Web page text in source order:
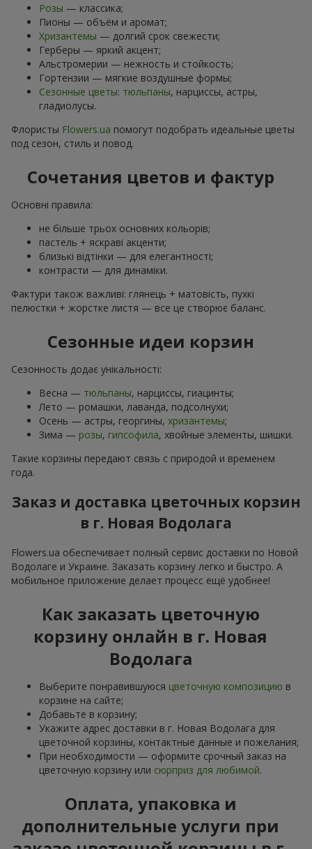
Розы — классика;
Пионы — объём и аромат;
Хризантемы — долгий срок свежести;
Герберы — яркий акцент;
Альстромерии — нежность и стойкость;
Гортензии — мягкие воздушные формы;
Сезонные цветы: тюльпаны, нарциссы, астры,
гладиолусы.
Флористы Flowers.ua помогут подобрать идеальные цветы
под сезон, стиль и повод.
Сочетания цветов и фактур
Основні правила:
не більше трьох основних кольорів;
пастель + яскраві акценти;
близькі відтінки — для елегантності;
контрасти — для динаміки.
Фактури також важливі: глянець + матовість, пухкі
пелюстки + жорстке листя — все це створює баланс.
Сезонные идеи корзин
Сезонность додає унікальності:
Весна — тюльпаны, нарциссы, гиацинты;
Лето — ромашки, лаванда, подсолнухи;
Осень — астры, георгины, хризантемы;
Зима — розы, гипсофила, хвойные элементы, шишки.
Такие корзины передают связь с природой и временем
года.
Заказ и доставка цветочных корзин
в г. Новая Водолага
Flowers.ua обеспечивает полный сервис доставки по Новой
Водолаге и Украине. Заказать корзину легко и быстро. А
мобильное приложение делает процесс ещё удобнее!
Как заказать цветочную
корзину онлайн в г. Новая
Водолага
Выберите понравившуюся цветочную композицию в
корзине на сайте;
Добавьте в корзину;
Укажите адрес доставки в г. Новая Водолага для
цветочной корзины, контактные данные и пожелания;
При необходимости — оформите срочный заказ на
цветочную корзину или сюрприз для любимой.
Оплата, упаковка и
дополнительные услуги при